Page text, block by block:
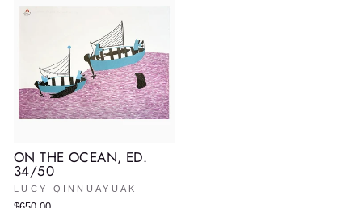
ON THE OCEAN, ED.
34/50
LUCY QINNUAYUAK